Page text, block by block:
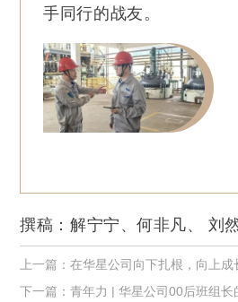
手同行的战友。
撰稿：解宁宁、何非凡、 刘
上一篇：在华星公司向下扎根，向上成
下一篇：青年力 | 华星公司00后班组长